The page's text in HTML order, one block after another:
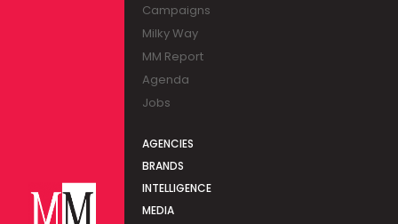
Campaigns
Milky Way
MM Report
Agenda
Jobs
AGENCIES
BRANDS
INTELLIGENCE
MEDIA